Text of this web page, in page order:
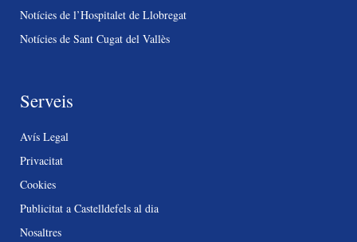
Notícies de l’Hospitalet de Llobregat
Notícies de Sant Cugat del Vallès
Serveis
Avís Legal
Privacitat
Cookies
Publicitat a Castelldefels al dia
Nosaltres